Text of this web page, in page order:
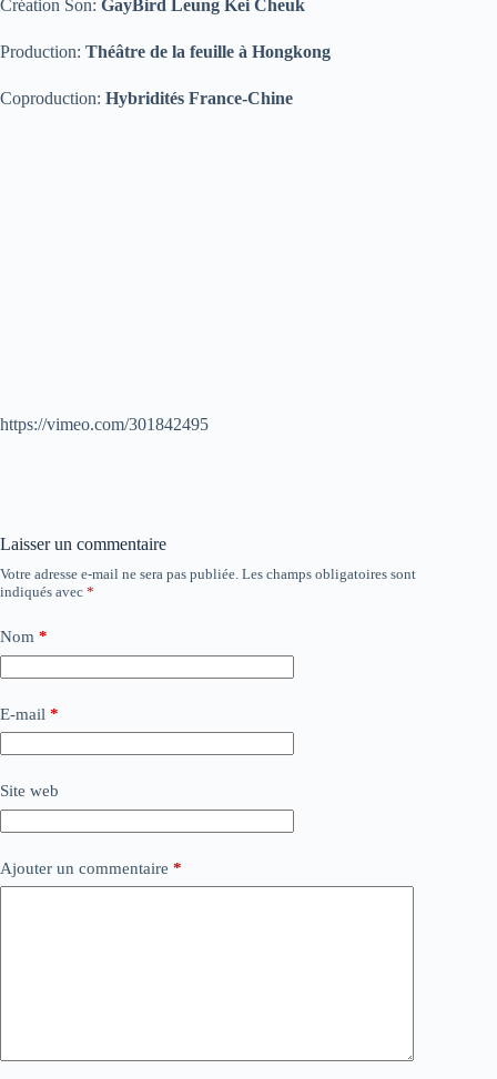
Création Son: GayBird Leung Kei Cheuk
Production: Théâtre de la feuille à Hongkong
Coproduction: Hybridités France-Chine
https://vimeo.com/301842495
Laisser un commentaire
Votre adresse e-mail ne sera pas publiée. Les champs obligatoires sont
indiqués avec *
Nom *
E-mail *
Site web
Ajouter un commentaire *